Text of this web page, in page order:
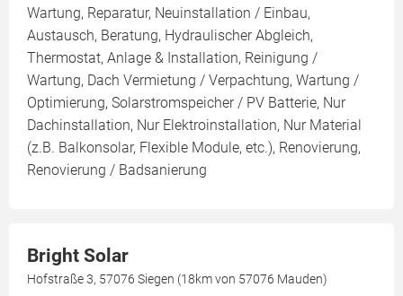
Wartung, Reparatur, Neuinstallation / Einbau,
Austausch, Beratung, Hydraulischer Abgleich,
Thermostat, Anlage & Installation, Reinigung /
Wartung, Dach Vermietung / Verpachtung, Wartung /
Optimierung, Solarstromspeicher / PV Batterie, Nur
Dachinstallation, Nur Elektroinstallation, Nur Material
(z.B. Balkonsolar, Flexible Module, etc.), Renovierung,
Renovierung / Badsanierung
Bright Solar
Hofstraße 3, 57076 Siegen (18km von 57076 Mauden)